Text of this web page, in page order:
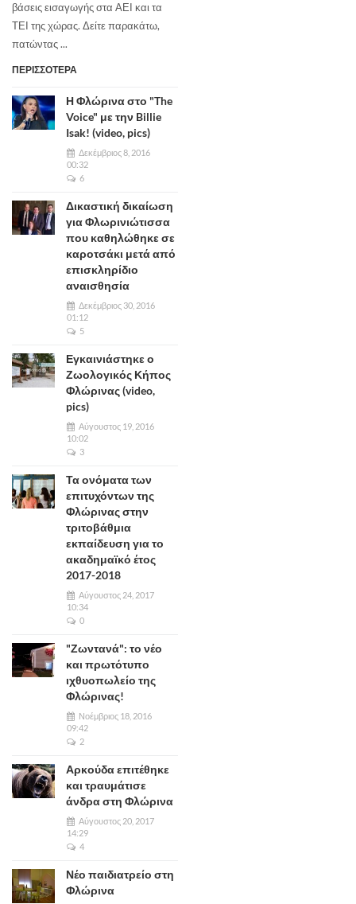
βάσεις εισαγωγής στα ΑΕΙ και τα
ΤΕΙ της χώρας. Δείτε παρακάτω,
πατώντας ...
ΠΕΡΙΣΣΟΤΕΡΑ
Η Φλώρινα στο "The
Voice" με την Billie
Isak! (video, pics)
Δεκέμβριος 8, 2016
00:32
6
Δικαστική δικαίωση
για Φλωρινιώτισσα
που καθηλώθηκε σε
καροτσάκι μετά από
επισκληρίδιο
αναισθησία
Δεκέμβριος 30, 2016
01:12
5
Εγκαινιάστηκε ο
Ζωολογικός Κήπος
Φλώρινας (video,
pics)
Αύγουστος 19, 2016
10:02
3
Τα ονόματα των
επιτυχόντων της
Φλώρινας στην
τριτοβάθμια
εκπαίδευση για το
ακαδημαϊκό έτος
2017-2018
Αύγουστος 24, 2017
10:34
0
"Ζωντανά": το νέο
και πρωτότυπο
ιχθυοπωλείο της
Φλώρινας!
Νοέμβριος 18, 2016
09:42
2
Αρκούδα επιτέθηκε
και τραυμάτισε
άνδρα στη Φλώρινα
Αύγουστος 20, 2017
14:29
4
Νέο παιδιατρείο στη
Φλώρινα